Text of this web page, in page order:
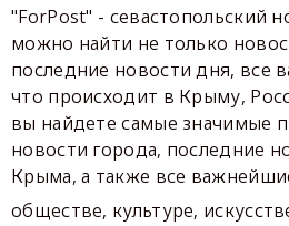
"ForPost" - севастопольский
можно найти не только
последние новости дня, все
что происходит в Крыму,
вы найдете самые значимые
новости города, последние
Крыма, а также все
обществе, культуре,